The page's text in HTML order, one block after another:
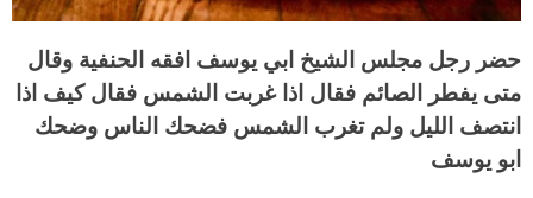
حضر رجل مجلس الشيخ ابي يوسف افقه الحنفية وقال
متى يفطر الصائم فقال اذا غربت الشمس فقال كيف اذا
انتصف الليل ولم تغرب الشمس فضحك الناس وضحك
ابو يوسف